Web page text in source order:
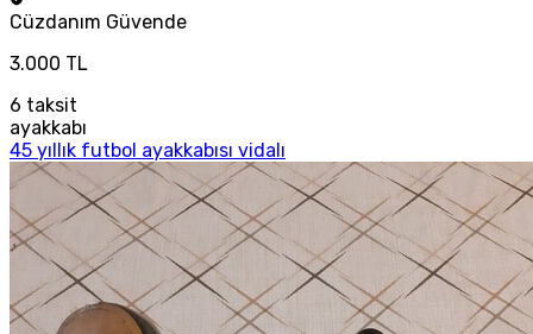
Cüzdanım Güvende
3.000 TL
6 taksit
ayakkabı
45 yıllık futbol ayakkabısı vidalı